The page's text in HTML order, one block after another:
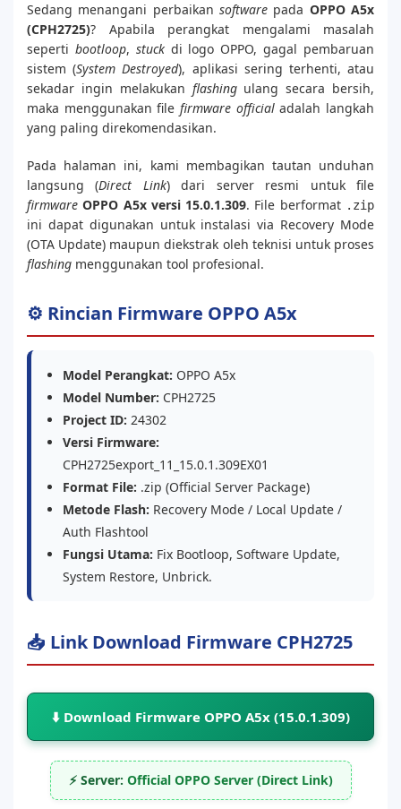
Sedang menangani perbaikan software pada OPPO A5x
(CPH2725)? Apabila perangkat mengalami masalah
seperti bootloop, stuckdi logo OPPO, gagal pembaruan
sistem (System Destroyed), aplikasi sering terhenti, atau
sekadar ingin melakukan flashingulang secara bersih,
maka menggunakan file firmware officialadalah langkah
yang paling direkomendasikan.
Pada halaman ini, kami membagikan tautan unduhan
langsung (Direct Link) dari server resmi untuk file
firmware OPPO A5x versi 15.0.1.309. File berformat .zip
ini dapat digunakan untuk instalasi via Recovery Mode
(OTA Update) maupun diekstrak oleh teknisi untuk proses
flashing menggunakan tool profesional.
⚙️ Rincian Firmware OPPO A5x
Model Perangkat: OPPO A5x
Model Number: CPH2725
Project ID: 24302
Versi Firmware:
CPH2725export_11_15.0.1.309EX01
Format File: .zip (Official Server Package)
Metode Flash: Recovery Mode / Local Update /
Auth Flashtool
Fungsi Utama: Fix Bootloop, Software Update,
System Restore, Unbrick.
📥 Link Download Firmware CPH2725
⬇️ Download Firmware OPPO A5x (15.0.1.309)
⚡ Server: Official OPPO Server (Direct Link)